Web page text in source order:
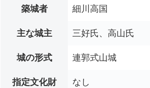
築城者 細川高国
主な城主 三好氏、高山氏
城の形式 連郭式山城
指定文化財 なし